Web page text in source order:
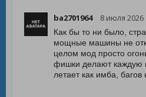
ba2701964 8 июля 2026
Как бы то ни было,
мощные машины не
целом мод просто
фишки делают каждую
летает как имба, багов